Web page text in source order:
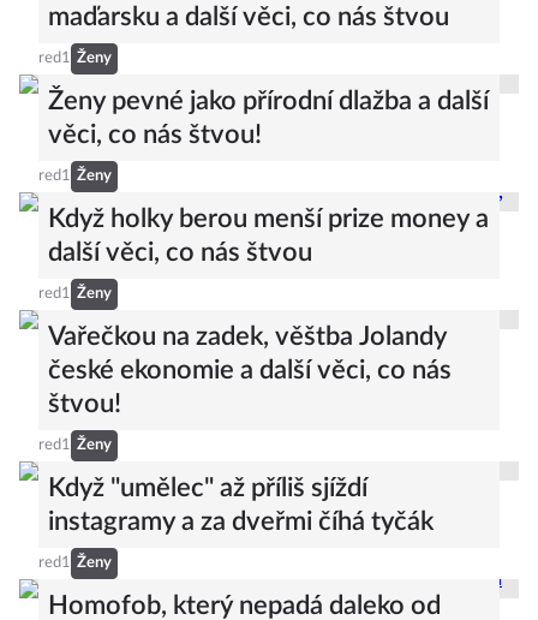
maďarsku a další věci, co nás štvou
red1 Ženy
Ženy pevné jako přírodní dlažba a další
věci, co nás štvou!
red1 Ženy
Když holky berou menší prize money a
další věci, co nás štvou
red1 Ženy
Vařečkou na zadek, věštba Jolandy
české ekonomie a další věci, co nás
štvou!
red1 Ženy
Když "umělec" až příliš sjíždí
instagramy a za dveřmi číhá tyčák
red1 Ženy
Homofob, který nepadá daleko od